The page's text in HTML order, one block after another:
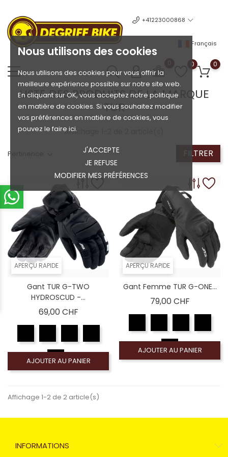
Nous utilisons des cookies
Nous utilisons des cookies pour vous offrir la
meilleure expérience possible sur notre site web.
En cliquant sur OK, vous acceptez notre politique
en matière de cookies. Si vous souhaitez modifier
vos préférences en matière de cookies, vous
pouvez le faire ici.
J'ACCEPTE
JE REFUSE
MODIFIER MES PRÉFÉRENCES
+41223000868
Français
0 0
LISTE DES PRODUITS DE LA MARQUE
TUR
Pertinence FILTRER
Affichage 1-2 de 2 article(s)
APERÇU RAPIDE
Gant TUR G-TWO
HYDROSCUD -...
69,00 CHFPrix
AJOUTER AU PANIER
APERÇU RAPIDE
Gant Femme TUR G-ONE...
79,00 CHFPrix
AJOUTER AU PANIER
Affichage 1-2 de 2 article(s)
INFORMATIONS